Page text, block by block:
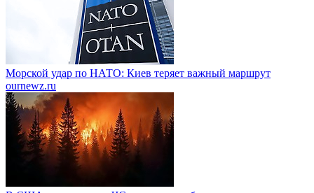
Морской удар по НАТО: Киев теряет важный маршрут
ournewz.ru